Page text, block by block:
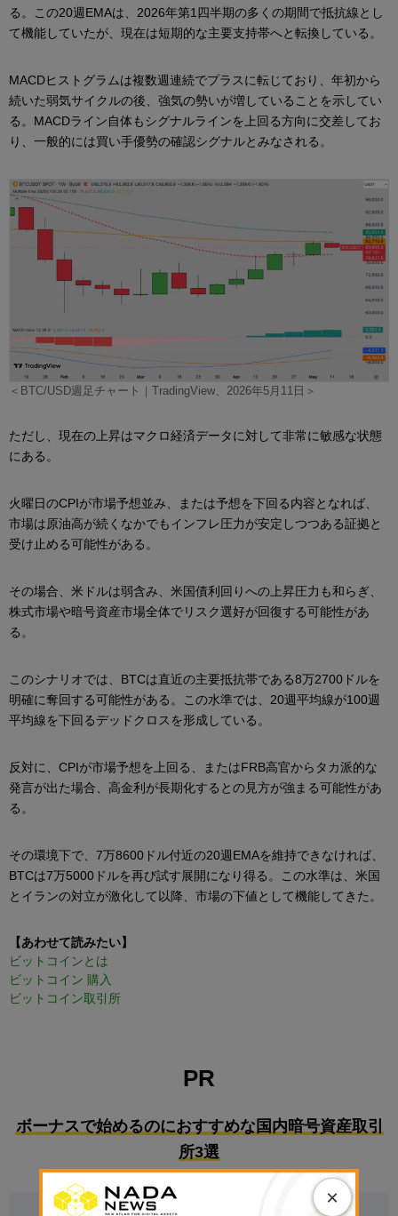
る。この20週EMAは、2026年第1四半期の多くの期間で抵抗線とし
て機能していたが、現在は短期的な主要支持帯へと転換している。
MACDヒストグラムは複数週連続でプラスに転じており、年初から
続いた弱気サイクルの後、強気の勢いが増していることを示してい
る。MACDライン自体もシグナルラインを上回る方向に交差してお
り、一般的には買い手優勢の確認シグナルとみなされる。
＜BTC/USD週足チャート｜TradingView、2026年5月11日＞
ただし、現在の上昇はマクロ経済データに対して非常に敏感な状態
にある。
火曜日のCPIが市場予想並み、または予想を下回る内容となれば、
市場は原油高が続くなかでもインフレ圧力が安定しつつある証拠と
受け止める可能性がある。
その場合、米ドルは弱含み、米国債利回りへの上昇圧力も和らぎ、
株式市場や暗号資産市場全体でリスク選好が回復する可能性があ
る。
このシナリオでは、BTCは直近の主要抵抗帯である8万2700ドルを
明確に奪回する可能性がある。この水準では、20週平均線が100週
平均線を下回るデッドクロスを形成している。
反対に、CPIが市場予想を上回る、またはFRB高官からタカ派的な
発言が出た場合、高金利が長期化するとの見方が強まる可能性があ
る。
その環境下で、7万8600ドル付近の20週EMAを維持できなければ、
BTCは7万5000ドルを再び試す展開になり得る。この水準は、米国
とイランの対立が激化して以降、市場の下値として機能してきた。
【あわせて読みたい】
ビットコインとは
ビットコイン 購入
ビットコイン取引所
PR
ボーナスで始めるのにおすすめな国内暗号資産取引
所3選
×